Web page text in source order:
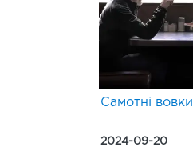
Самотні вовки
2024-09-20